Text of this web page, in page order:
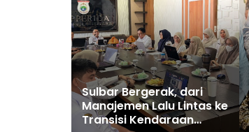
Sulbar Bergerak, dari
Manajemen Lalu Lintas ke
Transisi Kendaraan